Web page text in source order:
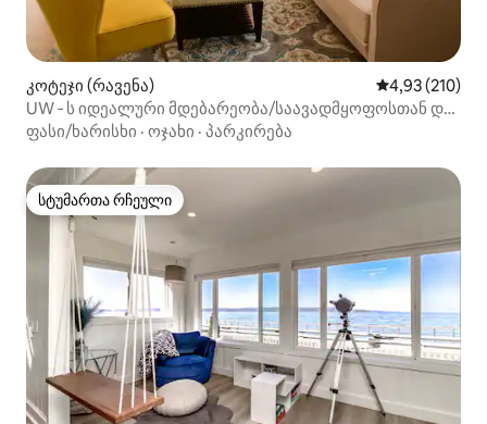
კოტეჯი (რავენა) საშუალო
4,93 (210)
UW ‑ ს იდეალური მდებარეობა/საავადმყოფოსთან და
სამედიცინო ცენტრთან ახლოს
ფასი/ხარისხი · ოჯახი · პარკირება
სტუმართა რჩეული
სტუმართა რჩეული